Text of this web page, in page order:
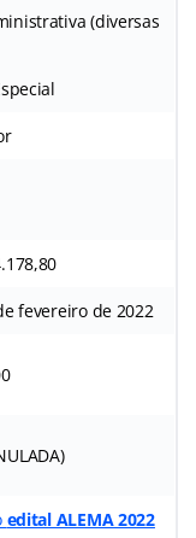
(diversas
fevereiro de 2022
edital ALEMA 2022